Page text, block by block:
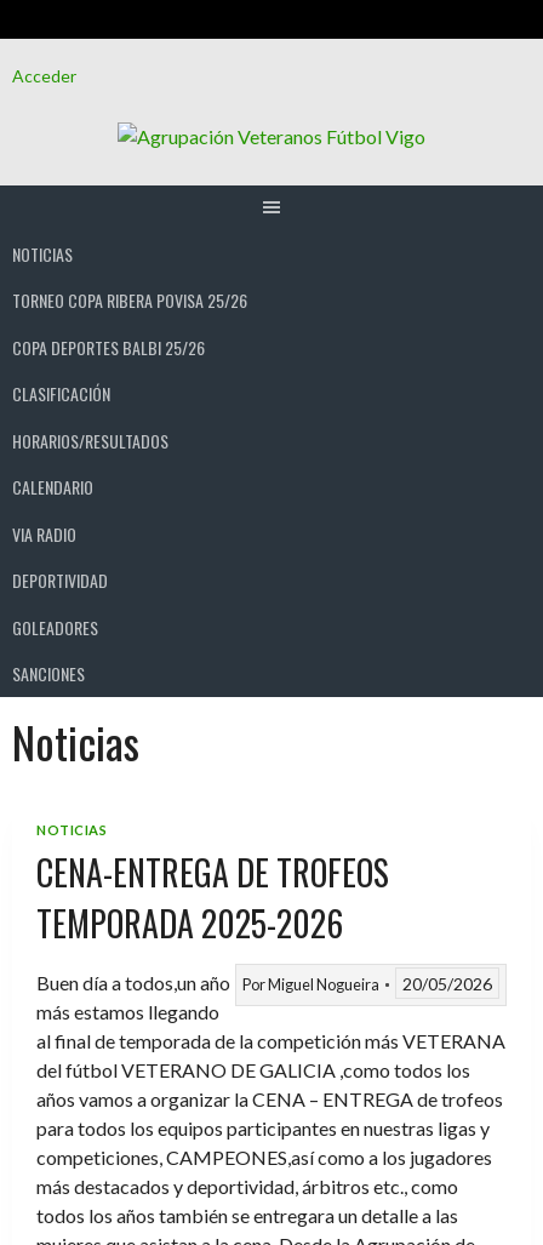
alAcceder
NOTICIAS
TORNEO COPA RIBERA POVISA 25/26
COPA DEPORTES BALBI 25/26
CLASIFICACIÓN
HORARIOS/RESULTADOS
CALENDARIO
VIA RADIO
DEPORTIVIDAD
GOLEADORES
SANCIONES
Noticias
NOTICIAS
CENA-ENTREGA DE TROFEOS
TEMPORADA 2025-2026
PorMiguel Nogueira 20/05/2026
Buen día a todos,un año
más estamos llegando
al final de temporada de la competición más VETERANA
del fútbol VETERANO DE GALICIA ,como todos los
años vamos a organizar la CENA – ENTREGA de trofeos
para todos los equipos participantes en nuestras ligas y
competiciones, CAMPEONES,así como a los jugadores
más destacados y deportividad, árbitros etc., como
todos los años también se entregara un detalle a las